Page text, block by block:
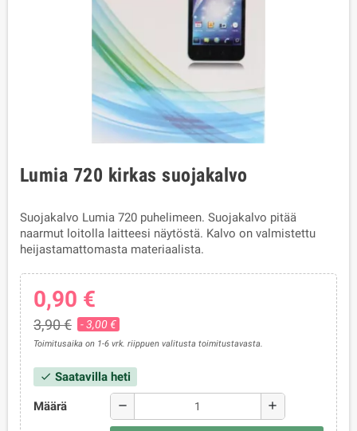
Lumia 720 kirkas suojakalvo
Suojakalvo Lumia 720 puhelimeen. Suojakalvo pitää
naarmut loitolla laitteesi näytöstä. Kalvo on valmistettu
heijastamattomasta materiaalista.
0,90 €
3,90 € - 3,00 €
Toimitusaika on 1-6 vrk. riippuen valitusta toimitustavasta.
check Saatavilla heti
Määrä remove add